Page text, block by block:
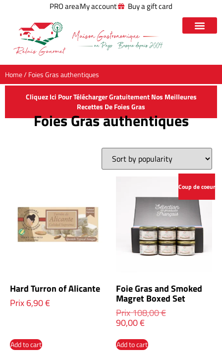
PRO areaMy account Buy a gift card
Home/ Foies Gras authentiques
Cliquez Ici Pour Télécharger Gratuitement Nos Meilleures
Recettes De Foies Gras
Foies Gras authentiques
Hard Turron of Alicante
Prix6,90€
Add to cart
Coup de coeur
Foie Gras and Smoked
Magret Boxed Set
Prix108,00€
90,00€
Add to cart